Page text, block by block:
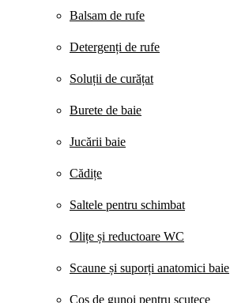
Balsam de rufe
Detergenți de rufe
Soluții de curățat
Burete de baie
Jucării baie
Cădițe
Saltele pentru schimbat
Olițe și reductoare WC
Scaune și suporți anatomici baie
Coș de gunoi pentru scutece